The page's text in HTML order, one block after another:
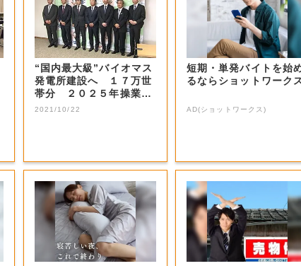
“国内最大級”バイオマス
発電所建設へ １７万世
帯分 ２０２５年操業開
始目指す【香...
2021/10/22
短期・単発バイトを始
るならショットワーク
AD(ショットワークス)